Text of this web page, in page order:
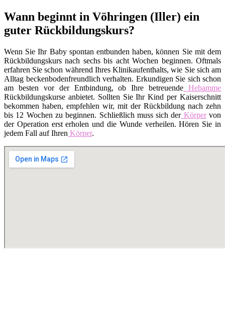
Wann beginnt in Vöhringen (Iller) ein
guter Rückbildungskurs?
Wenn Sie Ihr Baby spontan entbunden haben, können Sie mit dem
Rückbildungskurs nach sechs bis acht Wochen beginnen. Oftmals
erfahren Sie schon während Ihres Klinikaufenthalts, wie Sie sich am
Alltag beckenbodenfreundlich verhalten. Erkundigen Sie sich schon
am besten vor der Entbindung, ob Ihre betreuende Hebamme
Rückbildungskurse anbietet. Sollten Sie Ihr Kind per Kaiserschnitt
bekommen haben, empfehlen wir, mit der Rückbildung nach zehn
bis 12 Wochen zu beginnen. Schließlich muss sich derKörpervon
der Operation erst erholen und die Wunde verheilen. Hören Sie in
jedem Fall auf Ihren Körper.